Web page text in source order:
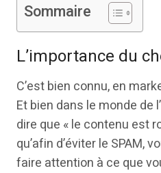
Sommaire
L’importance du
C’est bien connu, en
Et bien dans le monde de
dire que « le contenu est
qu’afin d’éviter le SPAM,
faire attention à ce que